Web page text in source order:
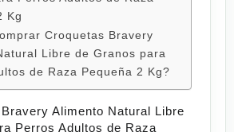
Kg
Croquetas Bravery
Libre de Granos para
de Raza Pequeña 2 Kg?
Alimento Natural Libre
Perros Adultos de Raza